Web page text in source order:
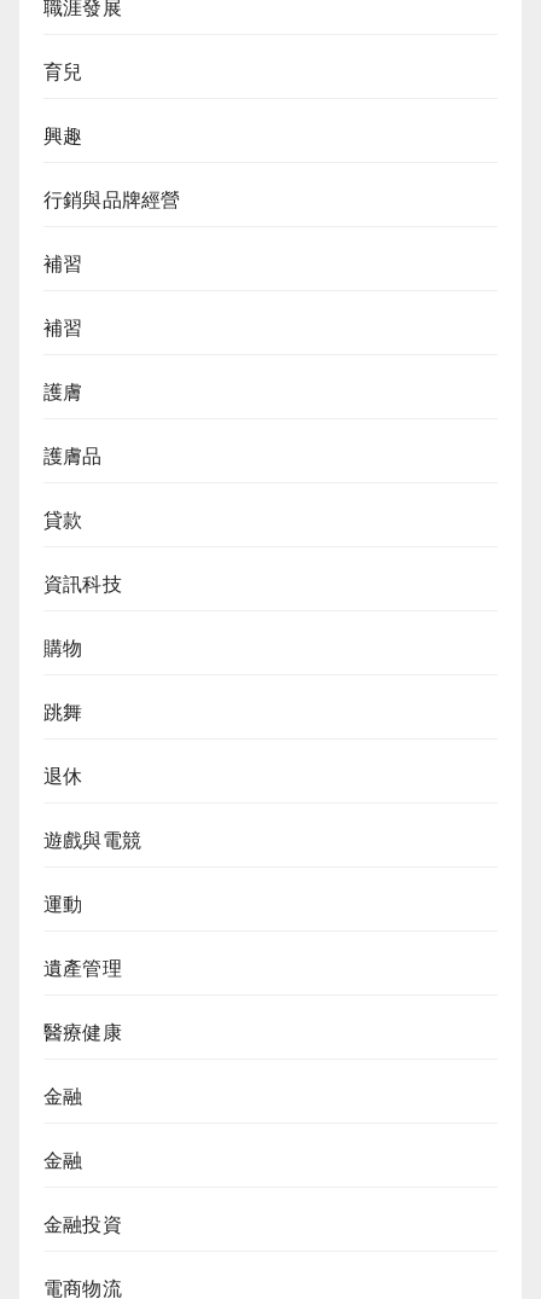
職涯發展
育兒
興趣
行銷與品牌經營
補習
補習
護膚
護膚品
貸款
資訊科技
購物
跳舞
退休
遊戲與電競
運動
遺產管理
醫療健康
金融
金融
金融投資
電商物流